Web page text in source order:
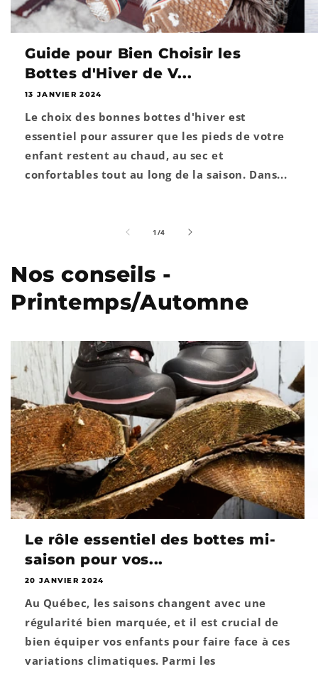
Guide pour Bien Choisir les
Bottes d'Hiver de V...
13 JANVIER 2024
Le choix des bonnes bottes d'hiver est
essentiel pour assurer que les pieds de votre
enfant restent au chaud, au sec et
confortables tout au long de la saison. Dans...
1 /de4
Nos conseils -
Printemps/Automne
Le rôle essentiel des bottes mi-
saison pour vos...
20 JANVIER 2024
Au Québec, les saisons changent avec une
régularité bien marquée, et il est crucial de
bien équiper vos enfants pour faire face à ces
variations climatiques. Parmi les